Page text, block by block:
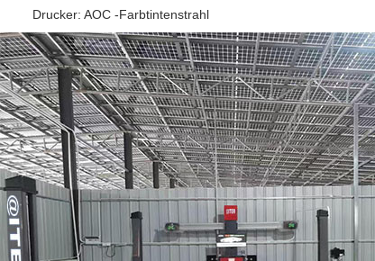
Drucker: AOC -Farbtintenstrahl